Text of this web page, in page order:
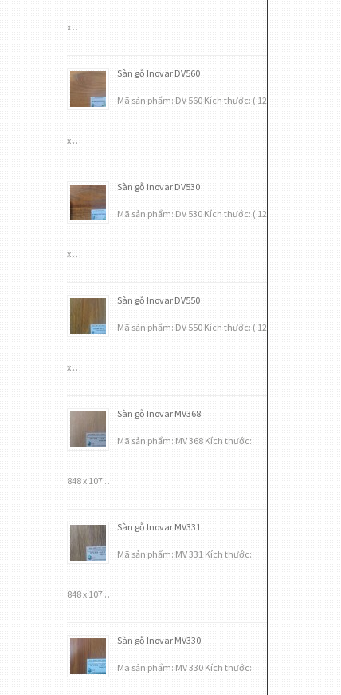
x …
Sàn gỗ Inovar DV560
Mã sản phẩm: DV 560 Kích thước: ( 12
x …
Sàn gỗ Inovar DV530
Mã sản phẩm: DV 530 Kích thước: ( 12
x …
Sàn gỗ Inovar DV550
Mã sản phẩm: DV 550 Kích thước: ( 12
x …
Sàn gỗ Inovar MV368
Mã sản phẩm: MV 368 Kích thước:
848 x 107 …
Sàn gỗ Inovar MV331
Mã sản phẩm: MV 331 Kích thước:
848 x 107 …
Sàn gỗ Inovar MV330
Mã sản phẩm: MV 330 Kích thước: